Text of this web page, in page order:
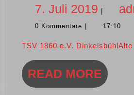
7. Juli 2019 7.
Juli
0 Kommentare 17:10
TSV 1860 e.V.
READ MORE READ